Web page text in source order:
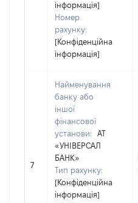
інформація]
Номер
рахунку:
[Конфіденційна
інформація]
7
Найменування
банку або
іншої
фінансової
установи:
АТ
«УНІВЕРСАЛ
БАНК»
Тип рахунку:
[Конфіденційна
інформація]